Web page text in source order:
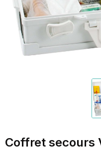
Coffret secours